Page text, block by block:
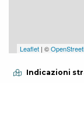
Leaflet | ©
Indicazioni